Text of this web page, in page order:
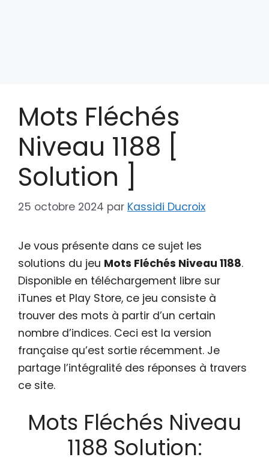
Mots Fléchés
Niveau 1188 [
Solution ]
25 octobre 2024 par Kassidi Ducroix
Je vous présente dans ce sujet les
solutions du jeu Mots Fléchés Niveau 1188.
Disponible en téléchargement libre sur
iTunes et Play Store, ce jeu consiste à
trouver des mots à partir d’un certain
nombre d’indices. Ceci est la version
française qu’est sortie récemment. Je
partage l’intégralité des réponses à travers
ce site.
Mots Fléchés Niveau
1188 Solution: